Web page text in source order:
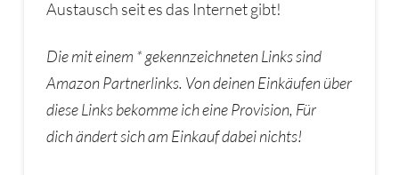
Austausch seit es das Internet gibt!
Die mit einem * gekennzeichneten Links sind
Amazon Partnerlinks. Von deinen Einkäufenüber
diese Links bekomme ich eine Provision, Für
dichändert sich am Einkauf dabei nichts!